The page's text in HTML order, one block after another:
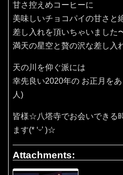
甘さ控えめコーヒーに
美味しいチョコパイの甘さと
差し入れを頂いちゃいました
満天の星空と贅の沢な差し入
天の川を仰ぐ派には
幸先良い2020年の お正月を
人)
皆様☆八塔寺でお会いできる
ます(* ‘ᵕ’ )☆
Attachments: